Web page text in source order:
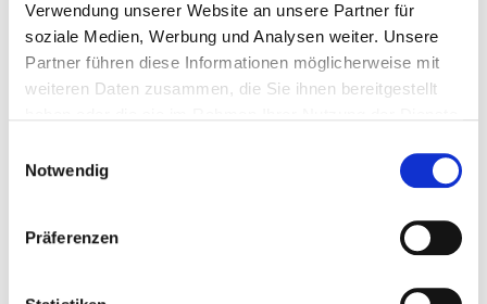
Verwendung unserer Website an unsere Partner für
soziale Medien, Werbung und Analysen weiter. Unsere
Partner führen diese Informationen möglicherweise mit
weiteren Daten zusammen, die Sie ihnen bereitgestellt
Notwendig
Präferenzen